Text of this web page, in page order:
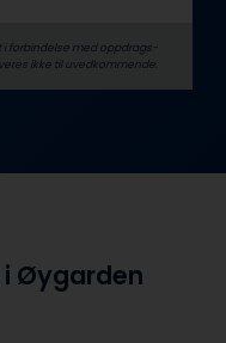
i forbindelse med oppdrags­
ikke til uvedkommende.
i Øygarden